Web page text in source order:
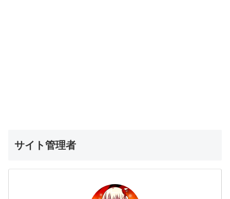
サイト管理者